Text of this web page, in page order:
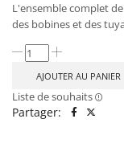
L'ensemble complet
des bobines et des
AJOUTER AU PANIER
Liste de souhaits
Partager: